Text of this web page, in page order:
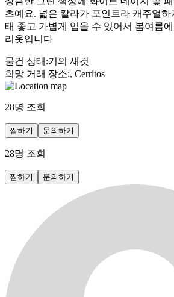
츠예요. 넓은 칼라가 포인트라 캐주얼
태 좋고 가볍게 입을 수 있어서 봄여름
리옷입니다
물건 상태 :거의 새것
희망 거래 장소:, Cerritos
28명 조회
찜하기 문의하기
28명 조회
찜하기 문의하기